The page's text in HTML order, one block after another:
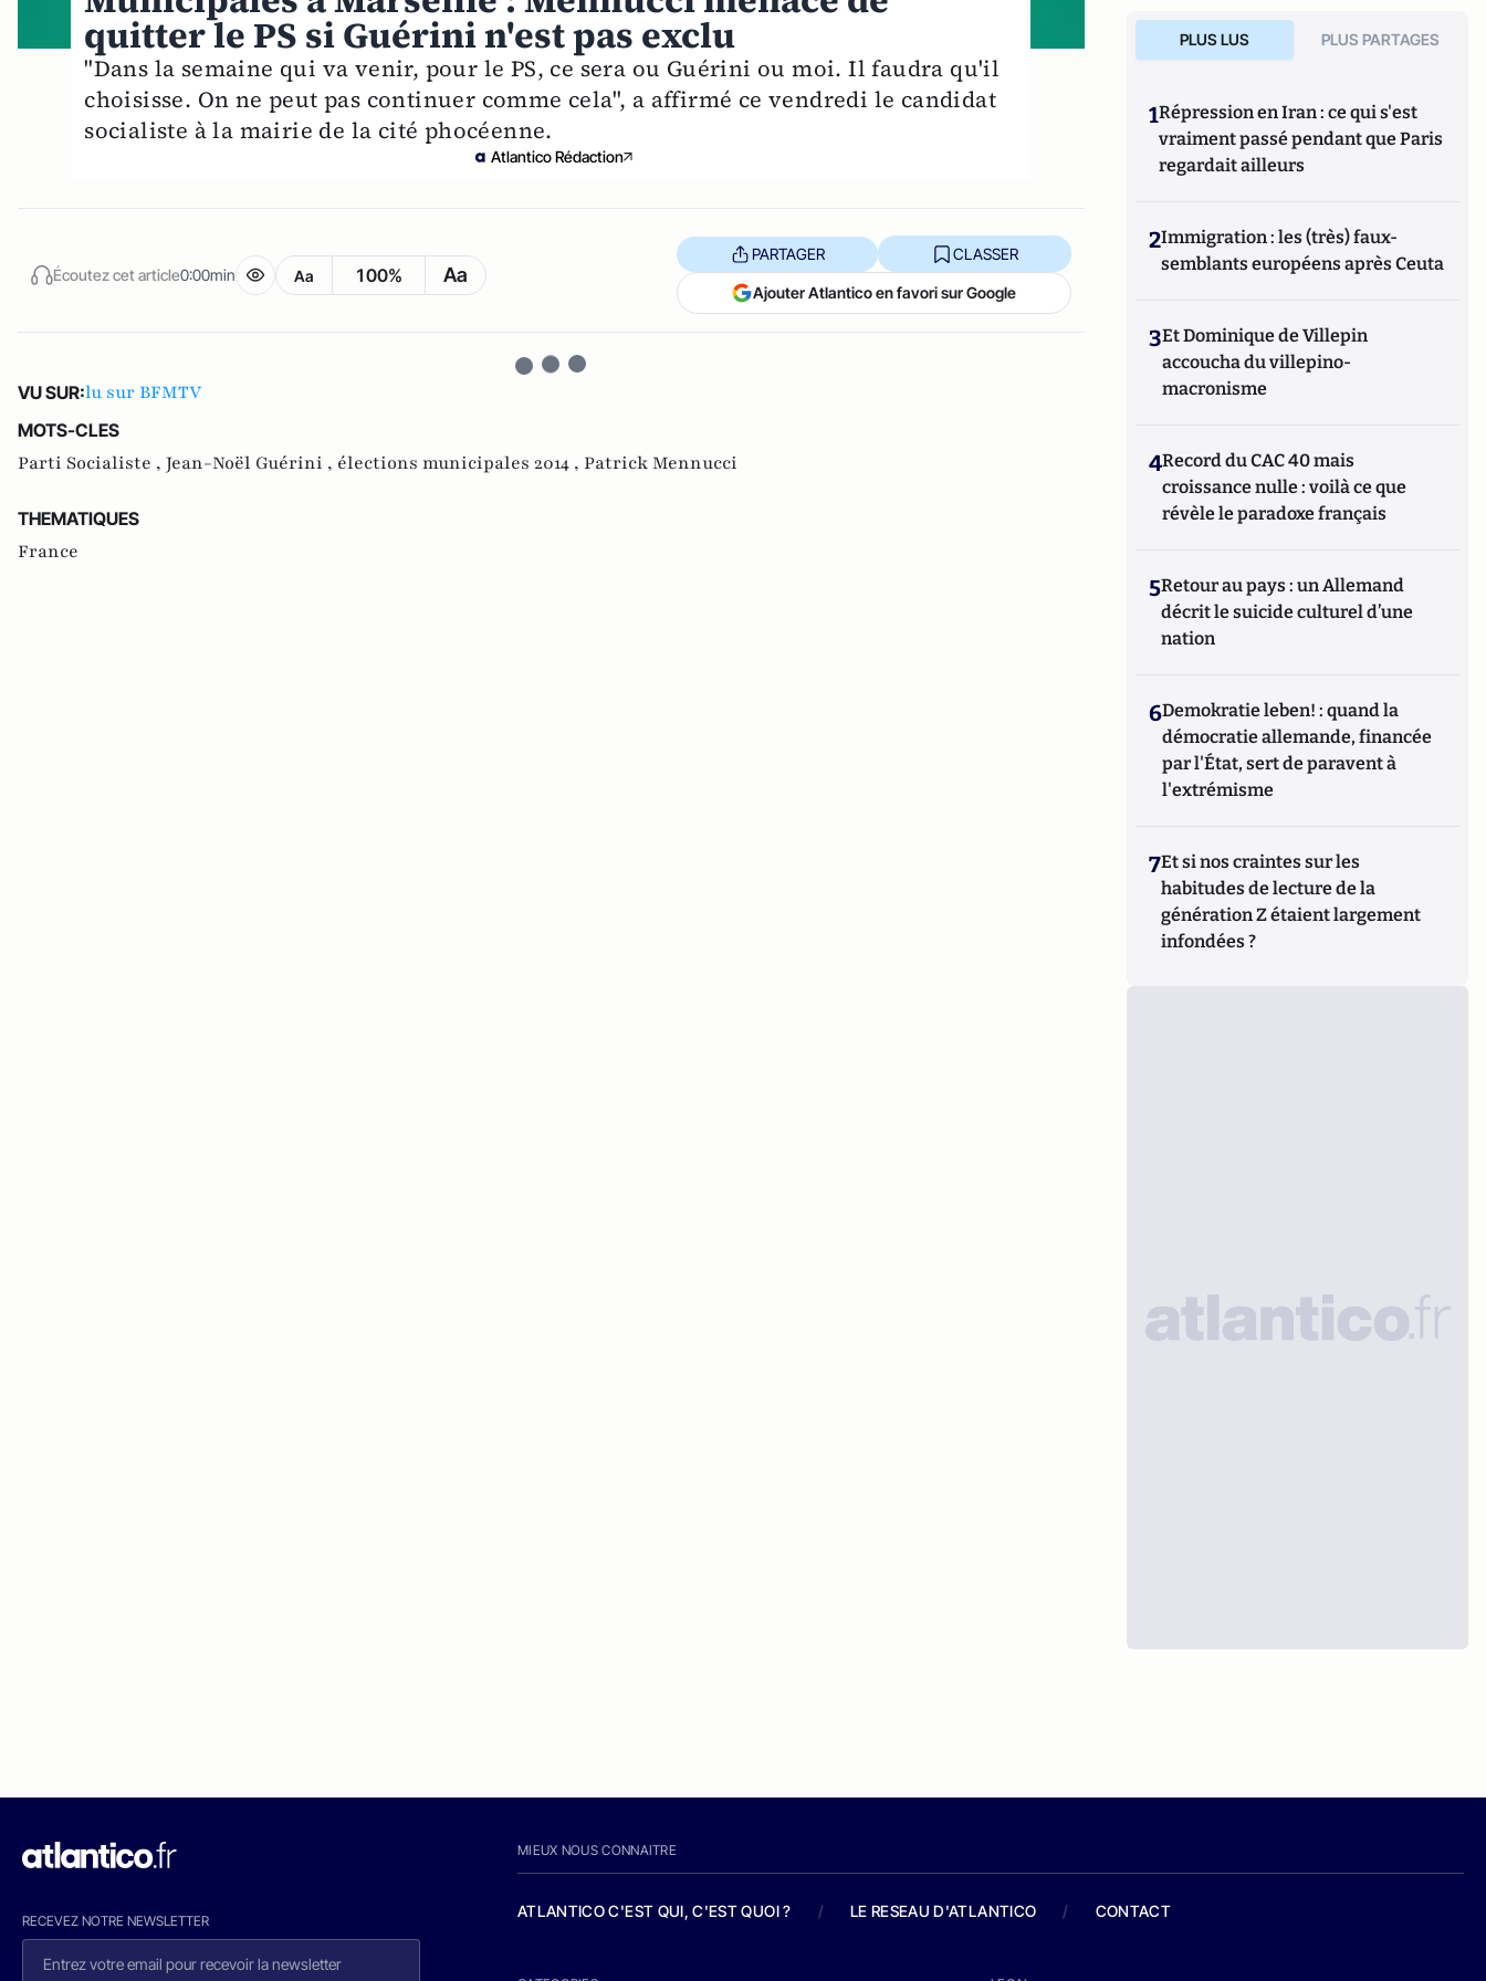
quitter le PS si Guérini n'est pas exclu
"Dans la semaine qui va venir, pour le PS, ce sera ou Guérini ou moi. Il faudra qu'il
choisisse. On ne peut pas continuer comme cela", a affirmé ce vendredi le candidat
socialiste à la mairie de la cité phocéenne.
Atlantico Rédaction
Écoutez cet article0:00min Aa 100% Aa
PARTAGER CLASSER
Ajouter Atlantico en favori sur Google
VU SUR:lu sur BFMTV
MOTS-CLES
Parti Socialiste , Jean-Noël Guérini , élections municipales 2014 , Patrick Mennucci
THEMATIQUES
France
PLUS LUS PLUS PARTAGES
1Répression en Iran : ce qui s'est
vraiment passé pendant que Paris
regardait ailleurs
2Immigration : les (très) faux-
semblants européens après Ceuta
3Et Dominique de Villepin
accoucha du villepino-
macronisme
4Record du CAC 40 mais
croissance nulle : voilà ce que
révèle le paradoxe français
5Retour au pays : un Allemand
décrit le suicide culturel d’une
nation
6Demokratie leben! : quand la
démocratie allemande, financée
par l'État, sert de paravent à
l'extrémisme
7Et si nos craintes sur les
habitudes de lecture de la
génération Z étaient largement
infondées ?
RECEVEZ NOTRE NEWSLETTER
MIEUX NOUS CONNAITRE
ATLANTICO C'EST QUI, C'EST QUOI ? / LE RESEAU D'ATLANTICO / CONTACT